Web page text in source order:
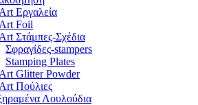
Εργαλεία
Foil
Στάμπες-Σχέδια
Σφραγίδες-stampers
Stamping Plates
Glitter Powder
Πούλιες
Λουλούδια